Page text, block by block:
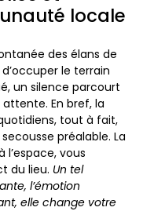
locale
des élans de
le terrain
un silence parcourt
attente. En bref, la
tout à fait,
préalable. La
vous
du lieu. Un tel
l’émotion
elle change votre